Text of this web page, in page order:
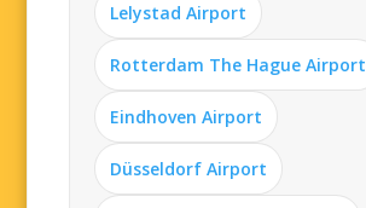
Lelystad Airport
Rotterdam The Hague Airport
Eindhoven Airport
Düsseldorf Airport